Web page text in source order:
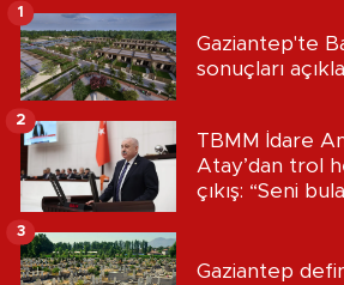
Gaziantep'te
sonuçları
1
TBMM İdare
Atay’dan trol
çıkış: “Seni
2
Gaziantep
3